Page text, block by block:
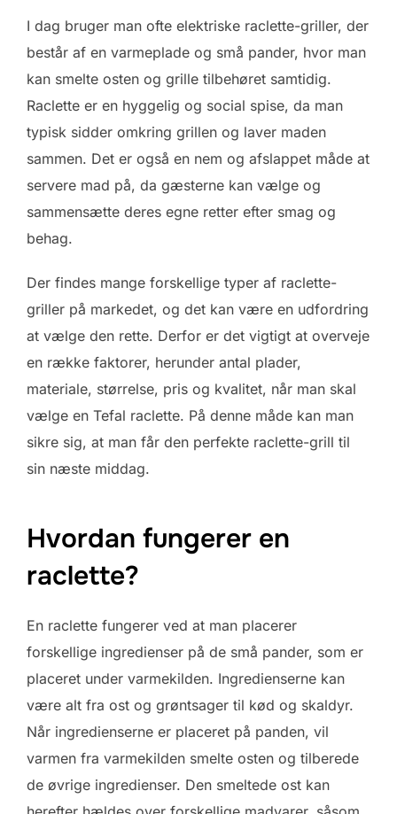
I dag bruger man ofte elektriske raclette-griller, der
består af en varmeplade og små pander, hvor man
kan smelte osten og grille tilbehøret samtidig.
Raclette er en hyggelig og social spise, da man
typisk sidder omkring grillen og laver maden
sammen. Det er også en nem og afslappet måde at
servere mad på, da gæsterne kan vælge og
sammensætte deres egne retter efter smag og
behag.
Der findes mange forskellige typer af raclette-
griller på markedet, og det kan være en udfordring
at vælge den rette. Derfor er det vigtigt at overveje
en række faktorer, herunder antal plader,
materiale, størrelse, pris og kvalitet, når man skal
vælge en Tefal raclette. På denne måde kan man
sikre sig, at man får den perfekte raclette-grill til
sin næste middag.
Hvordan fungerer en
raclette?
En raclette fungerer ved at man placerer
forskellige ingredienser på de små pander, som er
placeret under varmekilden. Ingredienserne kan
være alt fra ost og grøntsager til kød og skaldyr.
Når ingredienserne er placeret på panden, vil
varmen fra varmekilden smelte osten og tilberede
de øvrige ingredienser. Den smeltede ost kan